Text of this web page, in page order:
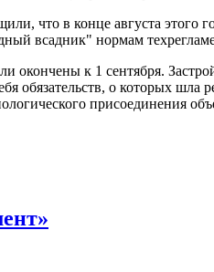
что в конце августа этого
всадник" нормам
к 1 сентября.
о которых шла
присоединения